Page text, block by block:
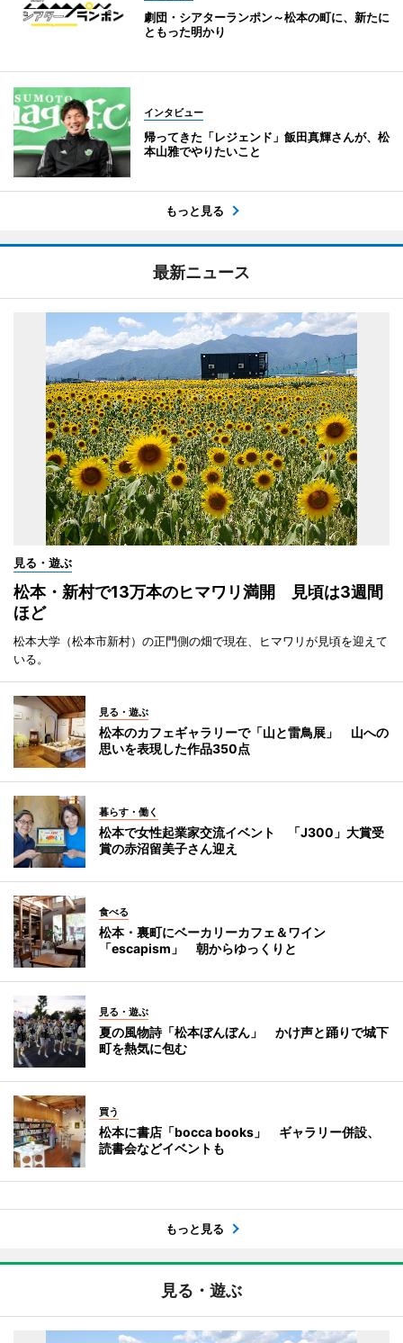
劇団・シアターランポン～松本の町に、新たに
ともった明かり
インタビュー
帰ってきた「レジェンド」飯田真輝さんが、松
本山雅でやりたいこと
もっと見る
最新ニュース
見る・遊ぶ
松本・新村で13万本のヒマワリ満開 見頃は3週間
ほど
松本大学（松本市新村）の正門側の畑で現在、ヒマワリが見頃を迎えて
いる。
見る・遊ぶ
松本のカフェギャラリーで「山と雷鳥展」 山への
思いを表現した作品350点
暮らす・働く
松本で女性起業家交流イベント 「J300」大賞受
賞の赤沼留美子さん迎え
食べる
松本・裏町にベーカリーカフェ＆ワイン
「escapism」 朝からゆっくりと
見る・遊ぶ
夏の風物詩「松本ぼんぼん」 かけ声と踊りで城下
町を熱気に包む
買う
松本に書店「bocca books」 ギャラリー併設、
読書会などイベントも
もっと見る
見る・遊ぶ